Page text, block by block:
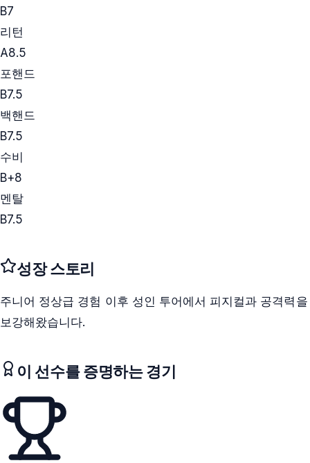
B7
리턴
A8.5
포핸드
B7.5
백핸드
B7.5
수비
B+8
멘탈
B7.5
성장 스토리
주니어 정상급 경험 이후 성인 투어에서 피지컬과 공격력을
보강해왔습니다.
이 선수를 증명하는 경기